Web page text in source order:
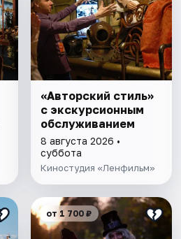
«Авторский стиль»
с экскурсионным
обслуживанием
8 августа 2026 •
суббота
Киностудия «Ленфильм»
от 1 700 ₽